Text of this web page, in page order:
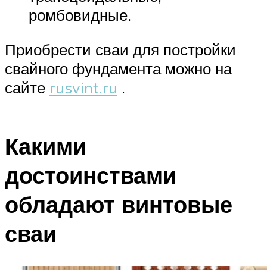
ромбовидные.
Приобрести сваи для постройки
свайного фундамента можно на
сайте rusvint.ru .
Какими
достоинствами
обладают винтовые
сваи